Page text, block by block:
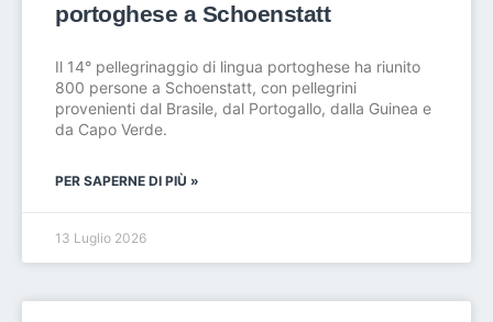
portoghese a Schoenstatt
Il 14° pellegrinaggio di lingua portoghese ha riunito
800 persone a Schoenstatt, con pellegrini
provenienti dal Brasile, dal Portogallo, dalla Guinea e
da Capo Verde.
PER SAPERNE DI PIÙ »
13 Luglio 2026